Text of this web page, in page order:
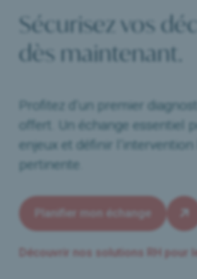
Sécurisez vos
dès maintenant.
Profitez d’un premier
offert. Un échange essentiel
enjeux et définir
pertinente.
Planifier mon échange
Découvrir nos solutions RH pour